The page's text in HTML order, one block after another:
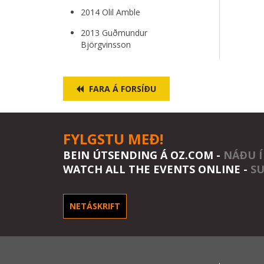
2014 Olil Amble
2013 Guðmundur
Björgvinsson
FARA Á FORSÍÐU
FYLGSTU MEÐ!
BEIN ÚTSENDING Á OZ.COM - NÁÐU Í
WATCH ALL THE EVENTS ONLINE -
NETÁSKRIFT